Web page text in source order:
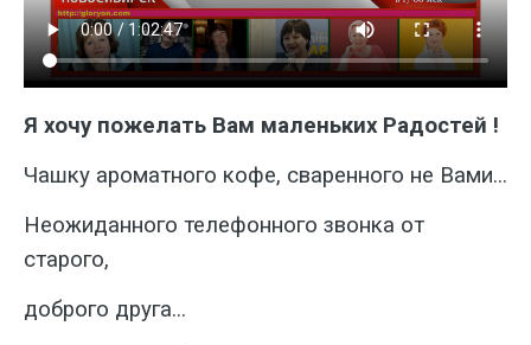
Я хочу пожелать Вам маленьких Радостей !
Чашку ароматного кофе, сваренного не Вами...
Неожиданного телефонного звонка от
старого,
доброго друга...